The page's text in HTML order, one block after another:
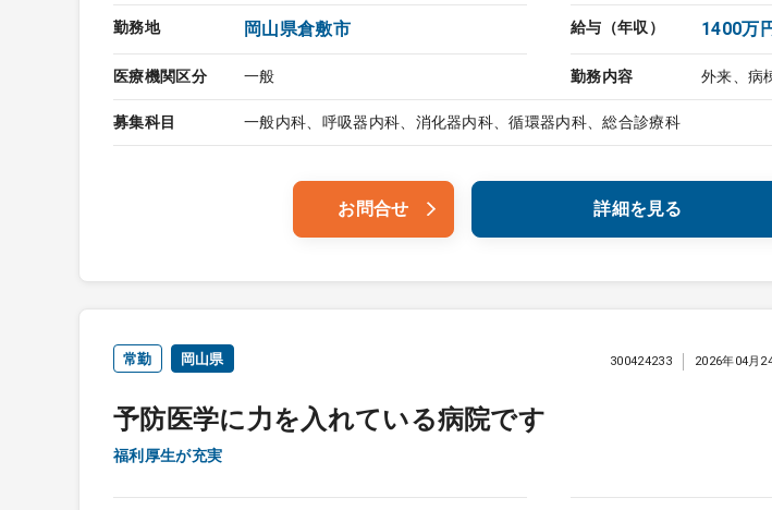
勤務地 岡山県倉敷市 給与（年収） 1400万
医療機関区分 一般 勤務内容 外来、病
募集科目 一般内科、呼吸器内科、消化器内科、循環器内科、総合診療科
お問合せ 詳細を見る
常勤 岡山県
予防医学に力を入れている病院です
福利厚生が充実
300424233 2026年04月